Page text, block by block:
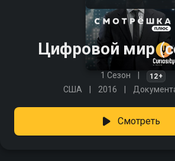
Цифровой мир
1 Сезон 12+
США 2016
Смотреть